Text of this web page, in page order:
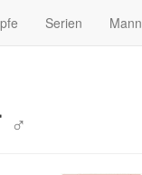
Serien
♂